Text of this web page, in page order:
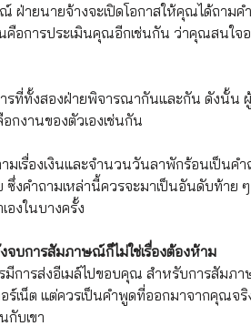
ฝ่ายนายจ้างจะเปิดโอกาสให้คุณได้ถาม
อการประเมินคุณอีกเช่นกัน ว่าคุณสนใจ
ที่ทั้งสองฝ่ายพิจารณากันและกัน ดังนั้น ผู้
กงานของตัวเองเช่นกัน
มเรื่องเงินและจำนวนวันลาพักร้อนเป็น
ซึ่งคำถามเหล่านี้ควรจะมาเป็นอันดับท้า
องในบางครั้ง
จบการสัมภาษณ์ก็ไม่ใช่เรื่องต้องห้าม
มีการส่งอีเมล์ไปขอบคุณ สำหรับการสัมภ
เน็ต แต่ควรเป็นคำพูดที่ออกมาจากคุณจ
บเขา